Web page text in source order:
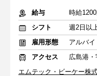
給与
時給
シフト
雇用形態
アルバイ
アクセス
広島港
エムテック・ビーケー株